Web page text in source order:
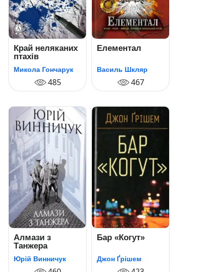
Край неляканих
птахів
Микола Гончарук
485
Елементал
Василь Шкляр
467
Алмази з
Танжера
Юрій Винничук
Бар «Когут»
Джон Ґрішем